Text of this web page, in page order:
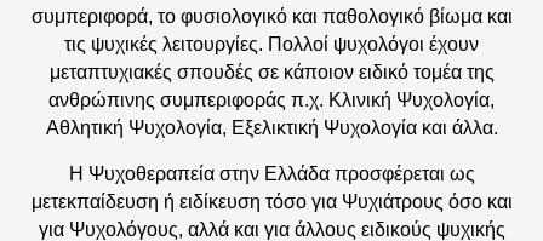
συμπεριφορά, το φυσιολογικό και παθολογικό βίωμα και
τις ψυχικές λειτουργίες. Πολλοί ψυχολόγοι έχουν
μεταπτυχιακές σπουδές σε κάποιον ειδικό τομέα της
ανθρώπινης συμπεριφοράς π.χ. Κλινική Ψυχολογία,
Αθλητική Ψυχολογία, Εξελικτική Ψυχολογία και άλλα.
Η Ψυχοθεραπεία στην Ελλάδα προσφέρεται ως
μετεκπαίδευση ή ειδίκευση τόσο για Ψυχιάτρους όσο και
για Ψυχολόγους, αλλά και για άλλους ειδικούς ψυχικής